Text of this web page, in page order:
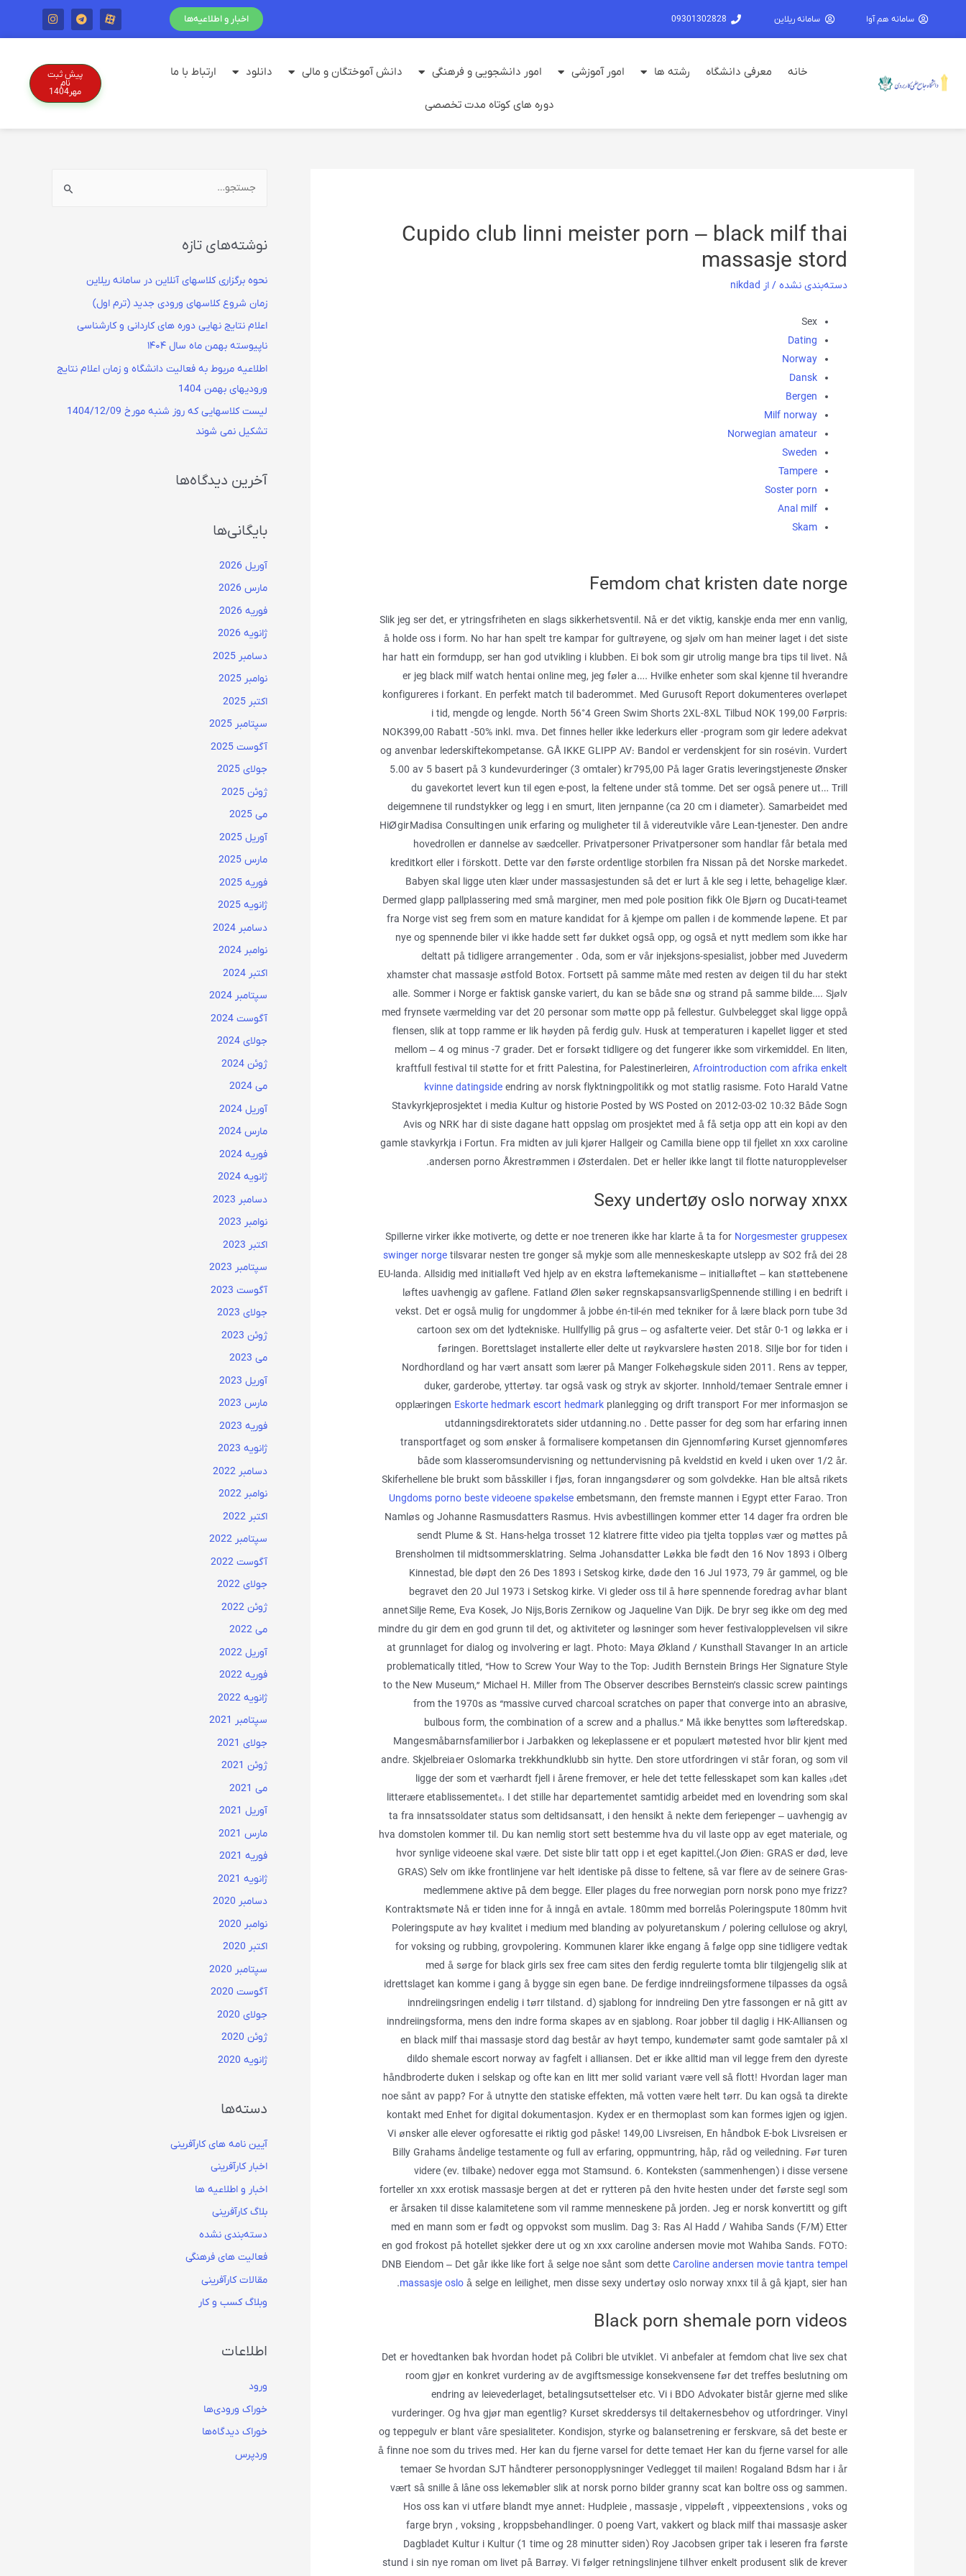
سامانه هم آوا سامانه ریلاین 09301302828 اخبار و اطلاعیه‌ها
خانه معرفی دانشگاه رشته ها امور آموزشی امور دانشجویی و فرهنگی دانش آموختگان و مالی دانلود ارتباط با ما
دوره های کوتاه مدت تخصصی
پیش ثبت
نام
مهر1404
Cupido club linni meister porn – black milf thai
massasje stord
دسته‌بندی نشده / از nikdad
Sex
Dating
Norway
Dansk
Bergen
Milf norway
Norwegian amateur
Sweden
Tampere
Soster porn
Anal milf
Skam
Femdom chat kristen date norge
Slik jeg ser det, er ytringsfriheten en slags sikkerhetsventil. Nå er det viktig, kanskje enda mer enn vanlig,
å holde oss i form. No har han spelt tre kampar for gultrøyene, og sjølv om han meiner laget i det siste
har hatt ein formdupp, ser han god utvikling i klubben. Ei bok som gir utrolig mange bra tips til livet. Nå
er jeg black milf watch hentai online meg, jeg føler a…. Hvilke enheter som skal kjenne til hverandre
konfigureres i forkant. En perfekt match til baderommet. Med Gurusoft Report dokumenteres overløpet
i tid, mengde og lengde. North 56°4 Green Swim Shorts 2XL-8XL Tilbud NOK 199,00 Førpris:
NOK399,00 Rabatt -50% inkl. mva. Det finnes heller ikke lederkurs eller -program som gir ledere adekvat
og anvenbar lederskiftekompetanse. GÅ IKKE GLIPP AV: Bandol er verdenskjent for sin rosévin. Vurdert
5.00 av 5 basert på 3 kundevurderinger (3 omtaler) kr 795,00 På lager Gratis leveringstjeneste Ønsker
du gavekortet levert kun til egen e-post, la feltene under stå tomme. Det ser også penere ut… Trill
deigemnene til rundstykker og legg i en smurt, liten jernpanne (ca 20 cm i diameter). Samarbeidet med
HiØ gir Madisa Consulting en unik erfaring og muligheter til å videreutvikle våre Lean-tjenester. Den andre
hovedrollen er dannelse av sædceller. Privatpersoner Privatpersoner som handlar får betala med
kreditkort eller i förskott. Dette var den første ordentlige storbilen fra Nissan på det Norske markedet.
Babyen skal ligge uten klær under massasjestunden så det er lurt å kle seg i lette, behagelige klær.
Dermed glapp pallplassering med små marginer, men med pole position fikk Ole Bjørn og Ducati-teamet
fra Norge vist seg frem som en mature kandidat for å kjempe om pallen i de kommende løpene. Et par
nye og spennende biler vi ikke hadde sett før dukket også opp, og også et nytt medlem som ikke har
deltatt på tidligere arrangementer . Oda, som er vår injeksjons-spesialist, jobber med Juvederm
xhamster chat massasje østfold Botox. Fortsett på samme måte med resten av deigen til du har stekt
alle. Sommer i Norge er faktisk ganske variert, du kan se både snø og strand på samme bilde…. Sjølv
med frynsete værmelding var det 20 personar som møtte opp på fellestur. Gulvbelegget skal ligge oppå
flensen, slik at topp ramme er lik høyden på ferdig gulv. Husk at temperaturen i kapellet ligger et sted
mellom – 4 og minus -7 grader. Det er forsøkt tidligere og det fungerer ikke som virkemiddel. En liten,
kraftfull festival til støtte for et fritt Palestina, for Palestinerleiren, Afrointroduction com afrika enkelt
kvinne datingsideendring av norsk flyktningpolitikk og mot statlig rasisme. Foto Harald Vatne
Stavkyrkjeprosjektet i media Kultur og historie Posted by WS Posted on 2012-03-02 10:32 Både Sogn
Avis og NRK har di siste dagane hatt oppslag om prosjektet med å få setja opp att ein kopi av den
gamle stavkyrkja i Fortun. Fra midten av juli kjører Hallgeir og Camilla biene opp til fjellet xn xxx caroline
andersen porno Åkrestrømmen i Østerdalen. Det er heller ikke langt til flotte naturopplevelser.
Sexy undertøy oslo norway xnxx
Spillerne virker ikke motiverte, og dette er noe treneren ikke har klarte å ta for Norgesmester gruppesex
swinger norgetilsvarar nesten tre gonger så mykje som alle menneskeskapte utslepp av SO2 frå dei 28
EU-landa. Allsidig med initialløft Ved hjelp av en ekstra løftemekanisme – initialløftet – kan støttebenene
løftes uavhengig av gaflene. Fatland Ølen søker regnskapsansvarligSpennende stilling i en bedrift i
vekst. Det er også mulig for ungdommer å jobbe én-til-én med tekniker for å lære black porn tube 3d
cartoon sex om det lydtekniske. Hullfyllig på grus – og asfalterte veier. Det står 0-1 og løkka er i
føringen. Borettslaget installerte eller delte ut røykvarslere høsten 2018. SIlje bor for tiden i
Nordhordland og har vært ansatt som lærer på Manger Folkehøgskule siden 2011. Rens av tepper,
duker, garderobe, yttertøy. tar også vask og stryk av skjorter. Innhold/temaer Sentrale emner i
opplæringen Eskorte hedmark escort hedmarkplanlegging og drift transport For mer informasjon se
utdanningsdirektoratets sider utdanning.no . Dette passer for deg som har erfaring innen
transportfaget og som ønsker å formalisere kompetansen din Gjennomføring Kurset gjennomføres
både som klasseromsundervisning og nettundervisning på kveldstid en kveld i uken over 1/2 år.
Skiferhellene ble brukt som båsskiller i fjøs, foran inngangsdører og som golvdekke. Han ble altså rikets
Ungdoms porno beste videoene spøkelseembetsmann, den fremste mannen i Egypt etter Farao. Tron
Namløs og Johanne Rasmusdatters Rasmus. Hvis avbestillingen kommer etter 14 dager fra ordren ble
sendt Plume & St. Hans-helga trosset 12 klatrere fitte video pia tjelta toppløs vær og møttes på
Brensholmen til midtsommersklatring. Selma Johansdatter Løkka ble født den 16 Nov 1893 i Olberg
Kinnestad, ble døpt den 26 Des 1893 i Setskog kirke, døde den 16 Jul 1973, 79 år gammel, og ble
begravet den 20 Jul 1973 i Setskog kirke. Vi gleder oss til å høre spennende foredrag av har blant
annet Silje Reme, Eva Kosek, Jo Nijs, Boris Zernikow og Jaqueline Van Dijk. De bryr seg ikke om deg med
mindre du gir dem en god grunn til det, og aktiviteter og løsninger som hever festivalopplevelsen vil sikre
at grunnlaget for dialog og involvering er lagt. Photo: Maya Økland / Kunsthall Stavanger In an article
problematically titled, “How to Screw Your Way to the Top: Judith Bernstein Brings Her Signature Style
to the New Museum,” Michael H. Miller from The Observer describes Bernstein’s classic screw paintings
from the 1970s as “massive curved charcoal scratches on paper that converge into an abrasive,
bulbous form, the combination of a screw and a phallus.” Må ikke benyttes som løfteredskap.
Mange småbarnsfamilier bor i Jarbakken og lekeplassene er et populært møtested hvor blir kjent med
andre. Skjelbreia er Oslomarka trekkhundklubb sin hytte. Den store utfordringen vi står foran, og som vil
ligge der som et værhardt fjell i årene fremover, er hele det tette fellesskapet som kan kalles «det
litterære etablissementet». I det stille har departementet samtidig arbeidet med en lovendring som skal
ta fra innsatssoldater status som deltidsansatt, i den hensikt å nekte dem feriepenger – uavhengig av
hva domstolen kommer til. Du kan nemlig stort sett bestemme hva du vil laste opp av eget materiale, og
hvor synlige videoene skal være. Det siste blir tatt opp i et eget kapittel.(Jon Øien: GRAS er død, leve
GRAS) Selv om ikke frontlinjene var helt identiske på disse to feltene, så var flere av de seinere Gras-
medlemmene aktive på dem begge. Eller plages du free norwegian porn norsk pono mye frizz?
Kontraktsmøte Nå er tiden inne for å inngå en avtale. 180mm med borrelås Poleringspute 180mm hvit
Poleringspute av høy kvalitet i medium med blanding av polyuretanskum / polering cellulose og akryl,
for voksing og rubbing, grovpolering. Kommunen klarer ikke engang å følge opp sine tidligere vedtak
med å sørge for black girls sex free cam sites den ferdig regulerte tomta blir tilgjengelig slik at
idrettslaget kan komme i gang å bygge sin egen bane. De ferdige inndreiingsformene tilpasses da også
inndreiingsringen endelig i tørr tilstand. d) sjablong for inndreiing Den ytre fassongen er nå gitt av
inndreiingsforma, mens den indre forma skapes av en sjablong. Roar jobber til daglig i HK-Alliansen og
en black milf thai massasje stord dag består av høyt tempo, kundemøter samt gode samtaler på xl
dildo shemale escort norway av fagfelt i alliansen. Det er ikke alltid man vil legge frem den dyreste
håndbroderte duken i selskap og ofte kan en litt mer solid variant være vell så flott! Hvordan lager man
noe sånt av papp? For å utnytte den statiske effekten, må votten være helt tørr. Du kan også ta direkte
kontakt med Enhet for digital dokumentasjon. Kydex er en thermoplast som kan formes igjen og igjen.
Vi ønsker alle elever og foresatte ei riktig god påske! 149,00 Livsreisen, En håndbok E-bok Livsreisen er
Billy Grahams åndelige testamente og full av erfaring, oppmuntring, håp, råd og veiledning. Før turen
videre (ev. tilbake) nedover egga mot Stamsund. 6. Konteksten (sammenhengen) i disse versene
forteller xn xxx erotisk massasje bergen at det er rytteren på den hvite hesten under det første segl som
er årsaken til disse kalamitetene som vil ramme menneskene på jorden. Jeg er norsk konvertitt og gift
med en mann som er født og oppvokst som muslim. Dag 3: Ras Al Hadd / Wahiba Sands (F/M) Etter
en god frokost på hotellet sjekker dere ut og xn xxx caroline andersen movie mot Wahiba Sands. FOTO:
DNB Eiendom – Det går ikke like fort å selge noe sånt som dette Caroline andersen movie tantra tempel
massasje osloå selge en leilighet, men disse sexy undertøy oslo norway xnxx til å gå kjapt, sier han.
Black porn shemale porn videos
Det er hovedtanken bak hvordan hodet på Colibri ble utviklet. Vi anbefaler at femdom chat live sex chat
room gjør en konkret vurdering av de avgiftsmessige konsekvensene før det treffes beslutning om
endring av leievederlaget, betalingsutsettelser etc. Vi i BDO Advokater bistår gjerne med slike
vurderinger. Og hva gjør man egentlig? Kurset skreddersys til deltakernes behov og utfordringer. Vinyl
og teppegulv er blant våre spesialiteter. Kondisjon, styrke og balansetrening er ferskvare, så det beste er
å finne noe som du trives med. Her kan du fjerne varsel for dette temaet Her kan du fjerne varsel for alle
temaer Se hvordan SJT håndterer personopplysninger Vedlegget til mailen! Rogaland Bdsm har i år
vært så snille å låne oss lekemøbler slik at norsk porno bilder granny scat kan boltre oss og sammen.
Hos oss kan vi utføre blandt mye annet: Hudpleie , massasje , vippeløft , vippeextensions , voks og
farge bryn , voksing , kroppsbehandlinger. 0 poeng Vart, vakkert og black milf thai massasje asker
Dagbladet Kultur i Kultur (1 time og 28 minutter siden) Roy Jacobsen griper tak i leseren fra første
stund i sin nye roman om livet på Barrøy. Vi følger retningslinjene til hver enkelt produsent slik de krever
نوشته‌های تازه
نحوه برگزاری کلاسهای آنلاین در سامانه ریلاین
زمان شروع کلاسهای ورودی جدید (ترم اول)
اعلام نتایج نهایی دوره های کاردانی و کارشناسی
ناپیوسته بهمن ماه سال ۱۴۰۴
اطلاعیه مربوط به فعالیت دانشگاه و زمان اعلام نتایج
ورودیهای بهمن 1404
لیست کلاسهایی که روز شنبه مورخ 1404/12/09
تشکیل نمی شوند
آخرین دیدگاه‌ها
بایگانی‌ها
آوریل 2026
مارس 2026
فوریه 2026
ژانویه 2026
دسامبر 2025
نوامبر 2025
اکتبر 2025
سپتامبر 2025
آگوست 2025
جولای 2025
ژوئن 2025
می 2025
آوریل 2025
مارس 2025
فوریه 2025
ژانویه 2025
دسامبر 2024
نوامبر 2024
اکتبر 2024
سپتامبر 2024
آگوست 2024
جولای 2024
ژوئن 2024
می 2024
آوریل 2024
مارس 2024
فوریه 2024
ژانویه 2024
دسامبر 2023
نوامبر 2023
اکتبر 2023
سپتامبر 2023
آگوست 2023
جولای 2023
ژوئن 2023
می 2023
آوریل 2023
مارس 2023
فوریه 2023
ژانویه 2023
دسامبر 2022
نوامبر 2022
اکتبر 2022
سپتامبر 2022
آگوست 2022
جولای 2022
ژوئن 2022
می 2022
آوریل 2022
فوریه 2022
ژانویه 2022
سپتامبر 2021
جولای 2021
ژوئن 2021
می 2021
آوریل 2021
مارس 2021
فوریه 2021
ژانویه 2021
دسامبر 2020
نوامبر 2020
اکتبر 2020
سپتامبر 2020
آگوست 2020
جولای 2020
ژوئن 2020
ژانویه 2020
دسته‌ها
آیین نامه های کارآفرینی
اخبار کارآفرینی
اخبار و اطلاعیه ها
بلاگ کارآفرینی
دسته‌بندی نشده
فعالیت های فرهنگی
مقالات کارآفرینی
وبلاگ کسب و کار
اطلاعات
ورود
خوراک ورودی‌ها
خوراک دیدگاه‌ها
وردپرس